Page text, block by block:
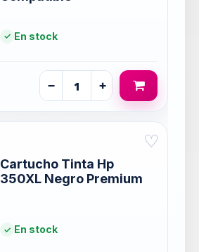
En stock
− +
♡
Cartucho Tinta Hp
350XL Negro Premium
En stock